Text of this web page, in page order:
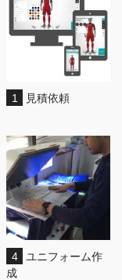
1 見積依頼
4
ユニフォーム作
成